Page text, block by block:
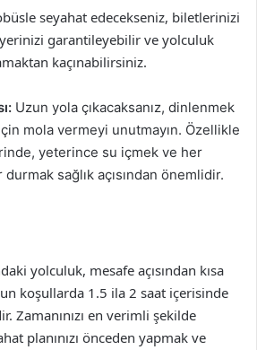
seyahat edecekseniz, biletlerinizi
garantileyebilir ve yolculuk
kaçınabilirsiniz.
Uzun yola çıkacaksanız, dinlenmek
mola vermeyi unutmayın. Özellikle
yeterince su içmek ve her
sağlık açısından önemlidir.
yolculuk, mesafe açısından kısa
koşullarda 1.5 ila 2 saat içerisinde
Zamanınızı en verimli şekilde
planınızı önceden yapmak ve